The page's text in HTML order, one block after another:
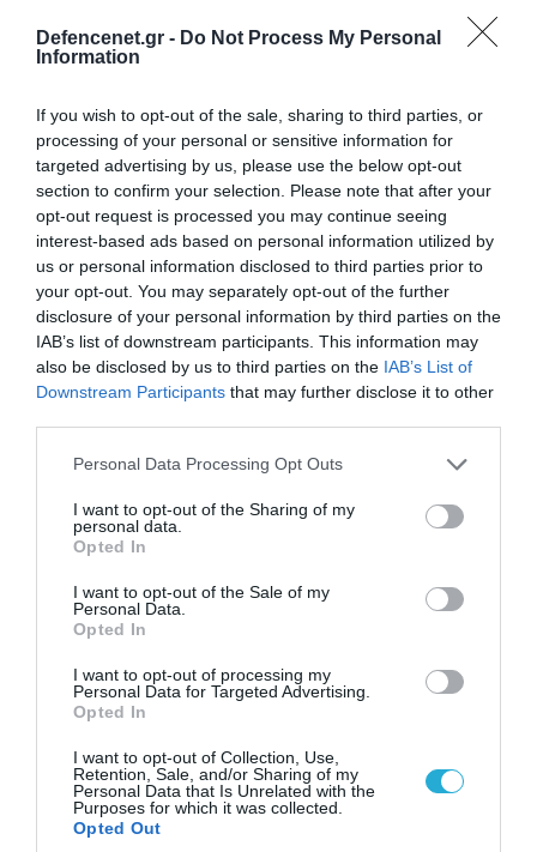
Defencenet.gr - Do Not Process My Personal
Information
If you wish to opt-out of the sale, sharing to third parties, or
processing of your personal or sensitive information for
targeted advertising by us, please use the below opt-out
section to confirm your selection. Please note that after your
opt-out request is processed you may continue seeing
interest-based ads based on personal information utilized by
us or personal information disclosed to third parties prior to
your opt-out. You may separately opt-out of the further
disclosure of your personal information by third parties on the
IAB’s list of downstream participants. This information may
also be disclosed by us to third parties on the IAB’s List of
Downstream Participants that may further disclose it to other
Please note that this website/app uses one or more Google
not limited to your visit or usage behaviour. You may click to
grant or deny consent to Google and its third-party tags to
use your data for below specified purposes in below Google
consent section.
Personal Data Processing Opt Outs
I want to opt-out of the Sharing of my
personal data.
Opted In
I want to opt-out of the Sale of my
Personal Data.
Opted In
I want to opt-out of processing my
Personal Data for Targeted Advertising.
Opted In
I want to opt-out of Collection, Use,
Retention, Sale, and/or Sharing of my
Personal Data that Is Unrelated with the
Purposes for which it was collected.
Opted Out
06.08.2026 | 09:03
«Οι εντελώς αθώοι»: Η ανάρτηση του Αρκά για
τα ζώα που χάθηκαν στις πυρκαγιές της
04.08.2026 | 15:02